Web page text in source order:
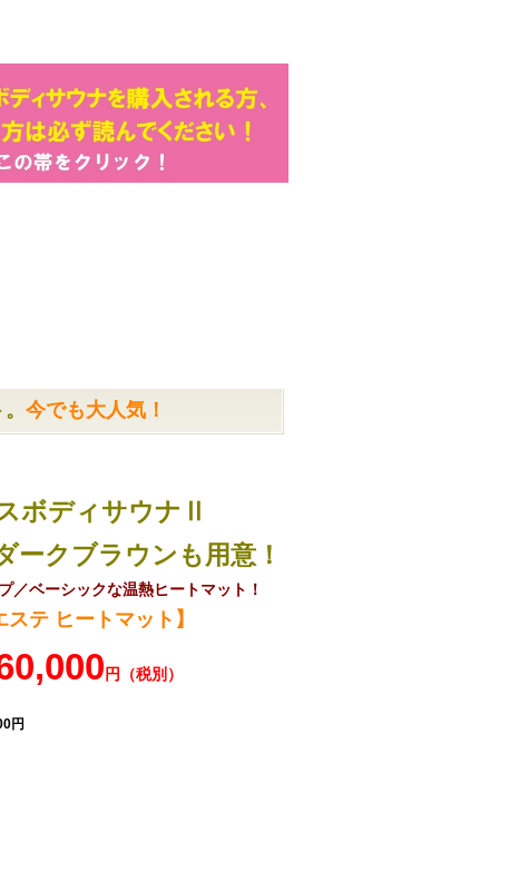
今でも大人気！
ボディサウナⅡ
ークブラウンも用意！
／ベーシックな温熱ヒートマット！
テ ヒートマット】
円（税別）
円